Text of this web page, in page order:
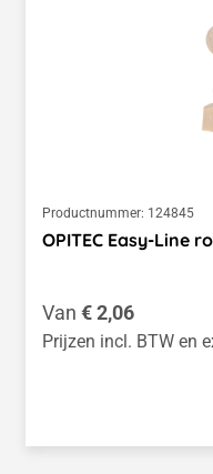
Productnummer: 124845
OPITEC Easy-Line
Normale prijs:
Van € 2,06
Prijzen incl. BTW en